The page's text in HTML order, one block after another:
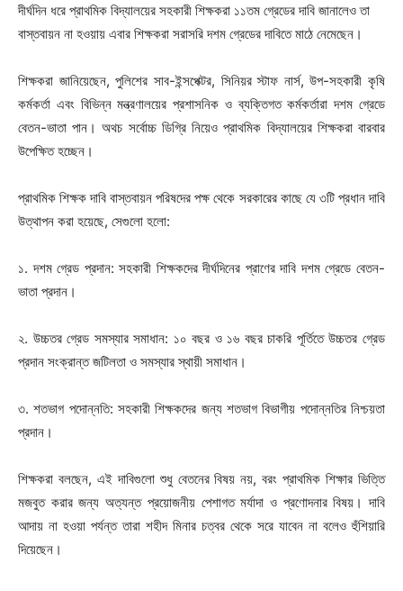
দীর্ঘদিন ধরে প্রাথমিক বিদ্যালয়ের সহকারী শিক্ষকরা ১১তম গ্রেডের দাবি জানালেও তা
বাস্তবায়ন না হওয়ায় এবার শিক্ষকরা সরাসরি দশম গ্রেডের দাবিতে মাঠে নেমেছেন।
শিক্ষকরা জানিয়েছেন, পুলিশের সাব-ইন্সপেক্টর, সিনিয়র স্টাফ নার্স, উপ-সহকারী কৃষি
কর্মকর্তা এবং বিভিন্ন মন্ত্রণালয়ের প্রশাসনিক ও ব্যক্তিগত কর্মকর্তারা দশম গ্রেডে
বেতন-ভাতা পান। অথচ সর্বোচ্চ ডিগ্রি নিয়েও প্রাথমিক বিদ্যালয়ের শিক্ষকরা বারবার
উপেক্ষিত হচ্ছেন।
প্রাথমিক শিক্ষক দাবি বাস্তবায়ন পরিষদের পক্ষ থেকে সরকারের কাছে যে ৩টি প্রধান দাবি
উত্থাপন করা হয়েছে, সেগুলো হলো:
১. দশম গ্রেড প্রদান: সহকারী শিক্ষকদের দীর্ঘদিনের প্রাণের দাবি দশম গ্রেডে বেতন-
ভাতা প্রদান।
২. উচ্চতর গ্রেড সমস্যার সমাধান: ১০ বছর ও ১৬ বছর চাকরি পূর্তিতে উচ্চতর গ্রেড
প্রদান সংক্রান্ত জটিলতা ও সমস্যার স্থায়ী সমাধান।
৩. শতভাগ পদোন্নতি: সহকারী শিক্ষকদের জন্য শতভাগ বিভাগীয় পদোন্নতির নিশ্চয়তা
প্রদান।
শিক্ষকরা বলছেন, এই দাবিগুলো শুধু বেতনের বিষয় নয়, বরং প্রাথমিক শিক্ষার ভিত্তি
মজবুত করার জন্য অত্যন্ত প্রয়োজনীয় পেশাগত মর্যাদা ও প্রণোদনার বিষয়। দাবি
আদায় না হওয়া পর্যন্ত তারা শহীদ মিনার চত্বর থেকে সরে যাবেন না বলেও হুঁশিয়ারি
দিয়েছেন।